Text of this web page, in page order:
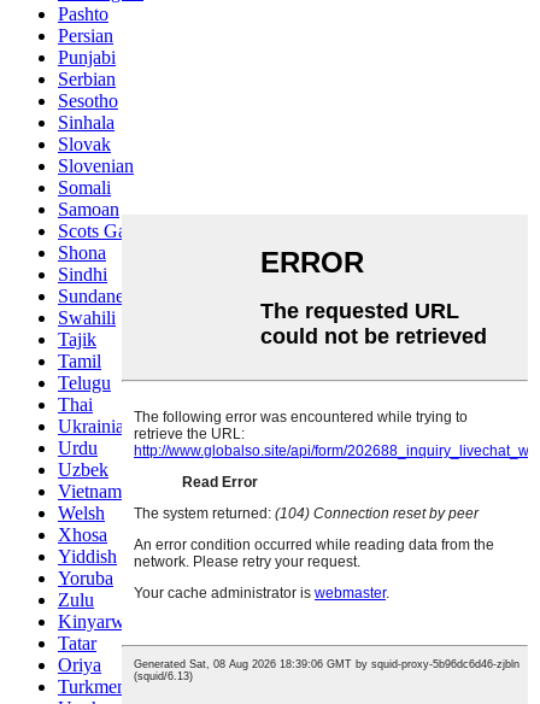
Pashto
Persian
Punjabi
Serbian
Sesotho
Sinhala
Slovak
Slovenian
Somali
Samoan
Scots Gaelic
Shona
Sindhi
Sundanese
Swahili
Tajik
Tamil
Telugu
Thai
Ukrainian
Urdu
Uzbek
Vietnamese
Welsh
Xhosa
Yiddish
Yoruba
Zulu
Kinyarwanda
Tatar
Oriya
Turkmen